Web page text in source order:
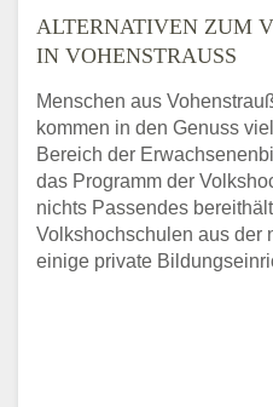
ALTERNATIVEN ZUM
IN VOHENSTRAUSS
Menschen aus
kommen in den Genuss
Bereich der
das Programm der
nichts Passendes
Volkshochschulen aus der
einige private